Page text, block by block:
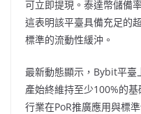
可立即提現。泰達幣儲備
這表明該平臺具備充足的
標準的流動性緩沖。
最新動態顯示，Bybit平臺
產始終維持至少100%的
行業在PoR推廣應用與標